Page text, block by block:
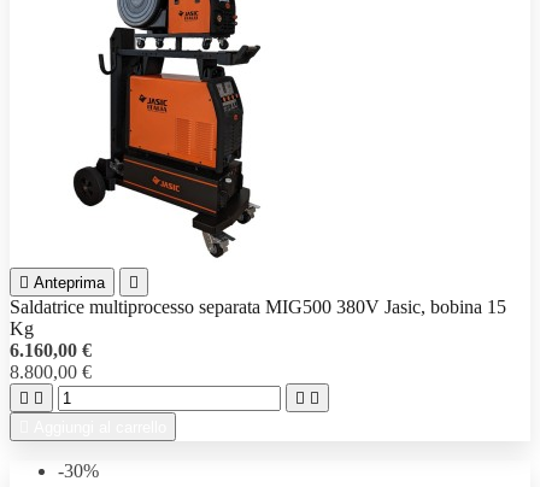
 Anteprima 
Saldatrice multiprocesso separata MIG500 380V Jasic, bobina 15
Kg
6.160,00 €
8.800,00 €
   
-30%